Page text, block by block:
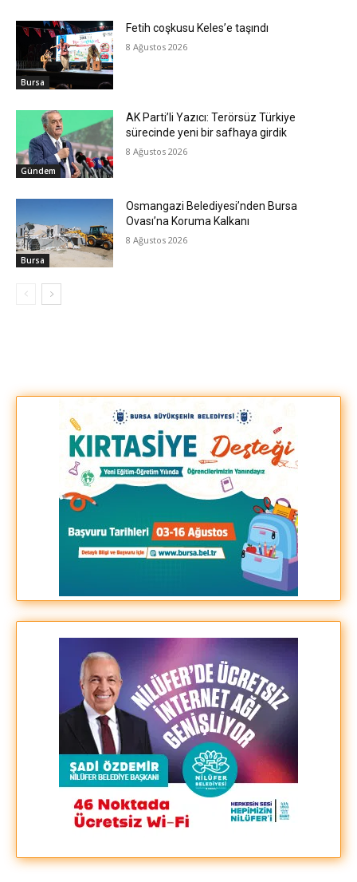
Bursa
Fetih coşkusu Keles’e taşındı
8 Ağustos 2026
Gündem
AK Parti’li Yazıcı: Terörsüz Türkiye
sürecinde yeni bir safhaya girdik
8 Ağustos 2026
Bursa
Osmangazi Belediyesi’nden Bursa
Ovası’na Koruma Kalkanı
8 Ağustos 2026